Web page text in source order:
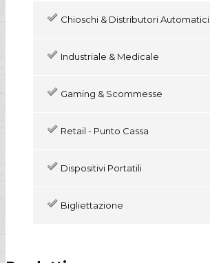
Chioschi & Distributori Automatici
Industriale & Medicale
Gaming & Scommesse
Retail - Punto Cassa
Dispositivi Portatili
Bigliettazione